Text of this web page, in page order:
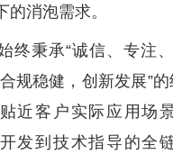
的消泡需求。
秉承“诚信、专注、
规稳健，创新发展”
近客户实际应用场
发到技术指导的全